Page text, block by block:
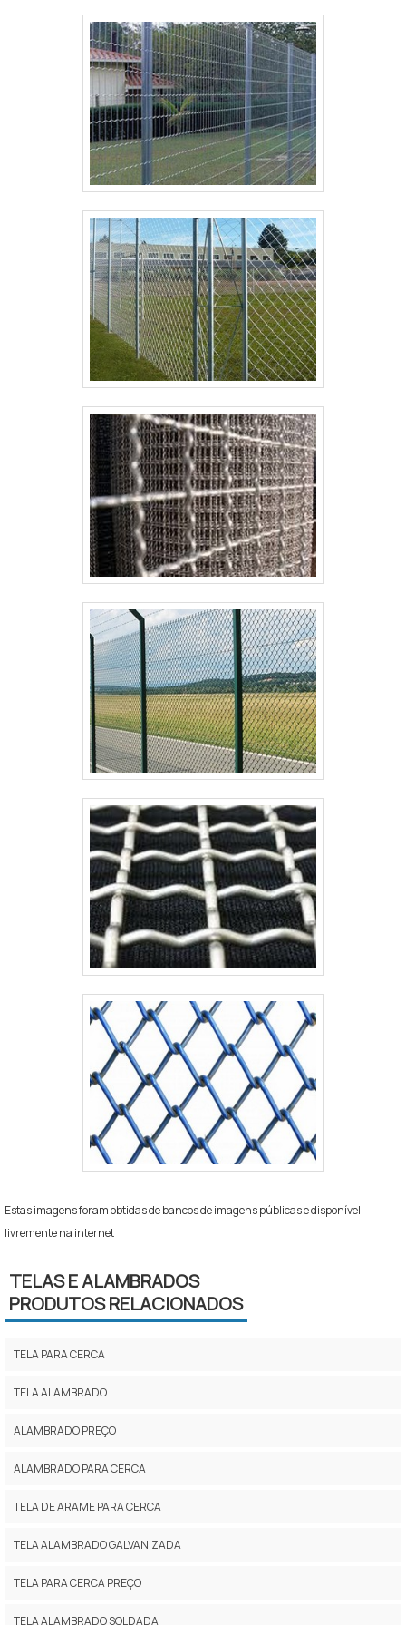
Estas imagens foram obtidas de bancos de imagens públicas e disponível
livremente na internet
TELAS E ALAMBRADOS
PRODUTOS RELACIONADOS
TELA PARA CERCA
TELA ALAMBRADO
ALAMBRADO PREÇO
ALAMBRADO PARA CERCA
TELA DE ARAME PARA CERCA
TELA ALAMBRADO GALVANIZADA
TELA PARA CERCA PREÇO
TELA ALAMBRADO SOLDADA